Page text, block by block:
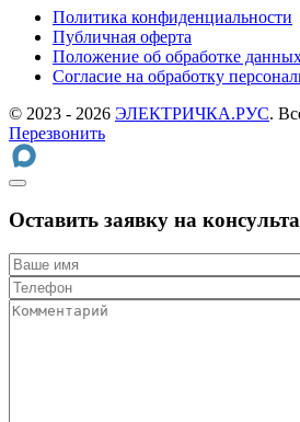
Политика конфиденциальности
Публичная оферта
Положение об обработке
Cогласие на обработку
© 2023 - 2026 ЭЛЕКТРИЧКА.РУС.
Перезвонить
Оставить заявку на